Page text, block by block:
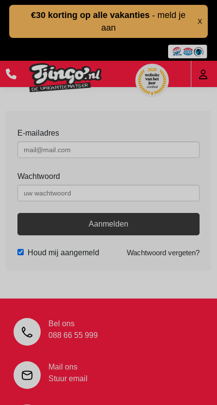
€30 korting op alle vakanties - meld je
aan
X
E-mailadres
Wachtwoord
Aanmelden
Houd mij aangemeld Wachtwoord vergeten?
Bel ons
088 66 55 999
Mail ons
Stuur email